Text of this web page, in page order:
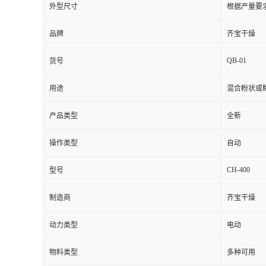
外型尺寸 根据产量要
品牌 齐宝干燥
货号 QB-01
用途 混合粉状或
产品类型 全新
操作类型 自动
型号 CH-400
制造商 齐宝干燥
动力类型 电动
物料类型 多种可用